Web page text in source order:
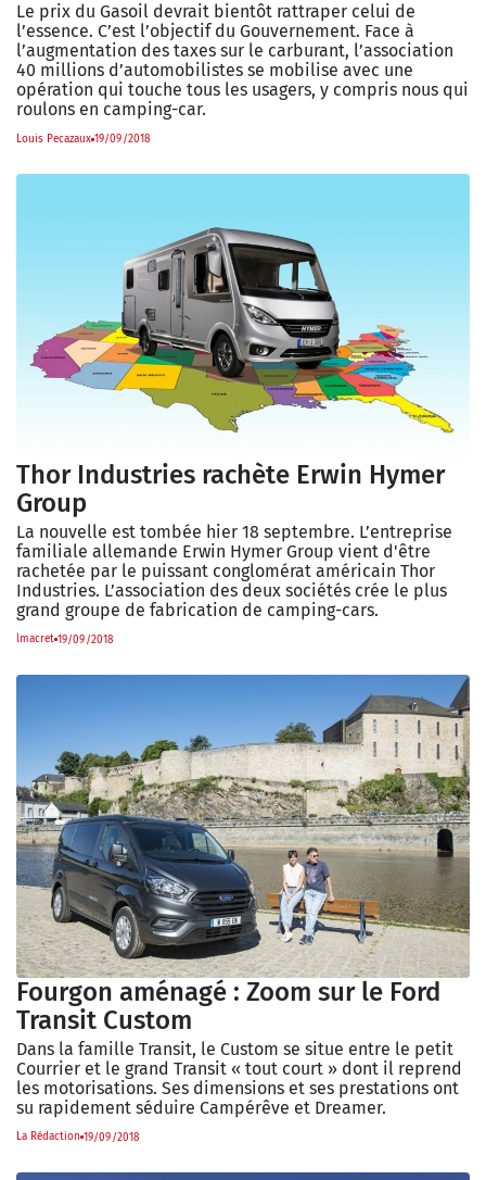
Le prix du Gasoil devrait bientôt rattraper celui de
l’essence. C’est l’objectif du Gouvernement. Face à
l’augmentation des taxes sur le carburant, l’association
40 millions d’automobilistes se mobilise avec une
opération qui touche tous les usagers, y compris nous qui
roulons en camping-car.
Louis Pecazaux 19/09/2018
Thor Industries rachète Erwin Hymer
Group
La nouvelle est tombée hier 18 septembre. L’entreprise
familiale allemande Erwin Hymer Group vient d'être
rachetée par le puissant conglomérat américain Thor
Industries. L’association des deux sociétés crée le plus
grand groupe de fabrication de camping-cars.
lmacret 19/09/2018
Fourgon aménagé : Zoom sur le Ford
Transit Custom
Dans la famille Transit, le Custom se situe entre le petit
Courrier et le grand Transit « tout court » dont il reprend
les motorisations. Ses dimensions et ses prestations ont
su rapidement séduire Campérêve et Dreamer.
La Rédaction 19/09/2018